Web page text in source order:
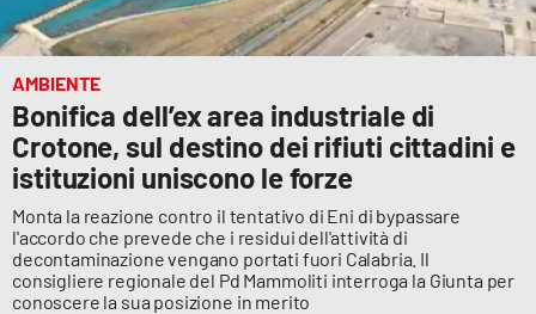
AMBIENTE
Bonifica dell’ex area industriale di
Crotone, sul destino dei rifiuti cittadini e
istituzioni uniscono le forze
Monta la reazione contro il tentativo di Eni di bypassare
l'accordo che prevede che i residui dell'attività di
decontaminazione vengano portati fuori Calabria. Il
consigliere regionale del Pd Mammoliti interroga la Giunta per
conoscere la sua posizione in merito